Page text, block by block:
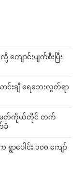
ျောင်းပျက်စီးပြီး
င်းချီ ရေဘေးလွတ်ရာ
အမတ်ကိုယ်တိုင် တက်
ခံ
ရွာပေါင်း ၁၀၀ ကျော်